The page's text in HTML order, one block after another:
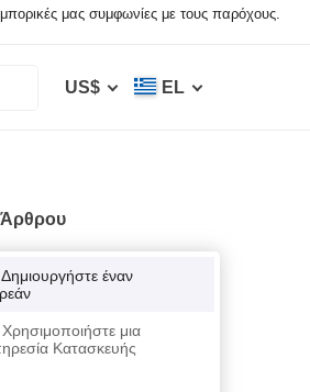
μας συμφωνίες με τους παρόχους.
US$ EL
Άρθρου
έναν
μια
Κατασκευής